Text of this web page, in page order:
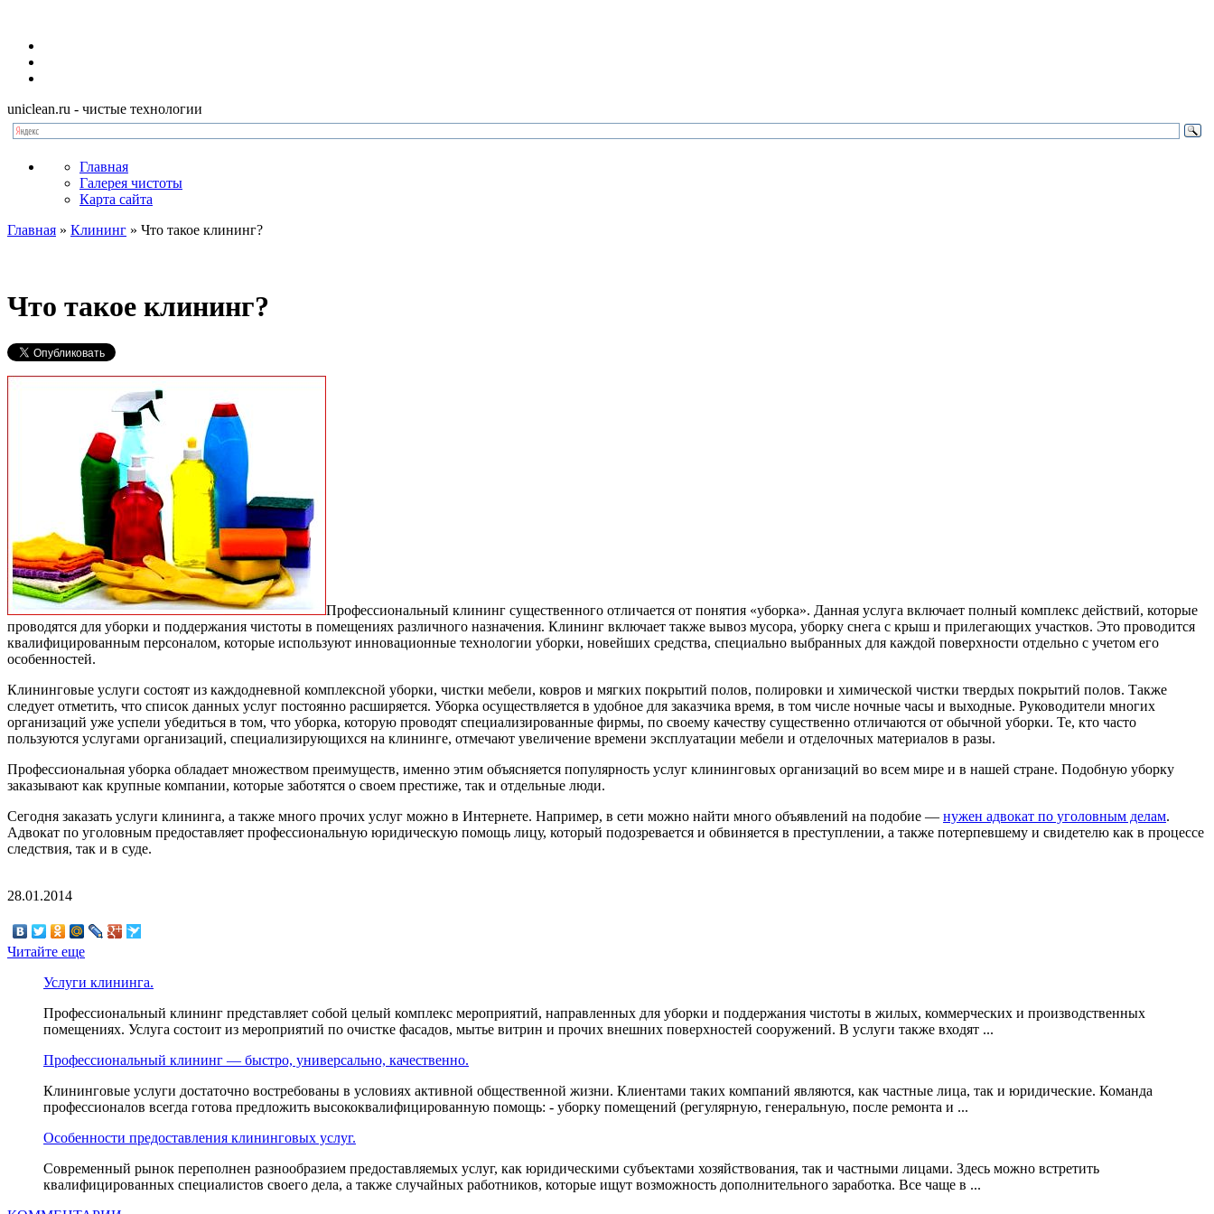
uniclean.ru - чистые технологии
Главная
Галерея чистоты
Карта сайта
Главная » Клининг » Что такое клининг?
Что такое клининг?
Профессиональный клининг существенного отличается от понятия «уборка». Данная услуга включает полный комплекс действий, которые
проводятся для уборки и поддержания чистоты в помещениях различного назначения. Клининг включает также вывоз мусора, уборку снега с крыш и прилегающих участков. Это проводится
квалифицированным персоналом, которые используют инновационные технологии уборки, новейших средства, специально выбранных для каждой поверхности отдельно с учетом его
особенностей.
Клининговые услуги состоят из каждодневной комплексной уборки, чистки мебели, ковров и мягких покрытий полов, полировки и химической чистки твердых покрытий полов. Также
следует отметить, что список данных услуг постоянно расширяется. Уборка осуществляется в удобное для заказчика время, в том числе ночные часы и выходные. Руководители многих
организаций уже успели убедиться в том, что уборка, которую проводят специализированные фирмы, по своему качеству существенно отличаются от обычной уборки. Те, кто часто
пользуются услугами организаций, специализирующихся на клининге, отмечают увеличение времени эксплуатации мебели и отделочных материалов в разы.
Профессиональная уборка обладает множеством преимуществ, именно этим объясняется популярность услуг клининговых организаций во всем мире и в нашей стране. Подобную уборку
заказывают как крупные компании, которые заботятся о своем престиже, так и отдельные люди.
Сегодня заказать услуги клининга, а также много прочих услуг можно в Интернете. Например, в сети можно найти много объявлений на подобие — нужен адвокат по уголовным делам.
Адвокат по уголовным предоставляет профессиональную юридическую помощь лицу, который подозревается и обвиняется в преступлении, а также потерпевшему и свидетелю как в процессе
следствия, так и в суде.
28.01.2014
Читайте еще
Услуги клининга.
Профессиональный клининг представляет собой целый комплекс мероприятий, направленных для уборки и поддержания чистоты в жилых, коммерческих и производственных
помещениях. Услуга состоит из мероприятий по очистке фасадов, мытье витрин и прочих внешних поверхностей сооружений. В услуги также входят ...
Профессиональный клининг — быстро, универсально, качественно.
Клининговые услуги достаточно востребованы в условиях активной общественной жизни. Клиентами таких компаний являются, как частные лица, так и юридические. Команда
профессионалов всегда готова предложить высококвалифицированную помощь: - уборку помещений (регулярную, генеральную, после ремонта и ...
Особенности предоставления клининговых услуг.
Современный рынок переполнен разнообразием предоставляемых услуг, как юридическими субъектами хозяйствования, так и частными лицами. Здесь можно встретить
квалифицированных специалистов своего дела, а также случайных работников, которые ищут возможность дополнительного заработка. Все чаще в ...